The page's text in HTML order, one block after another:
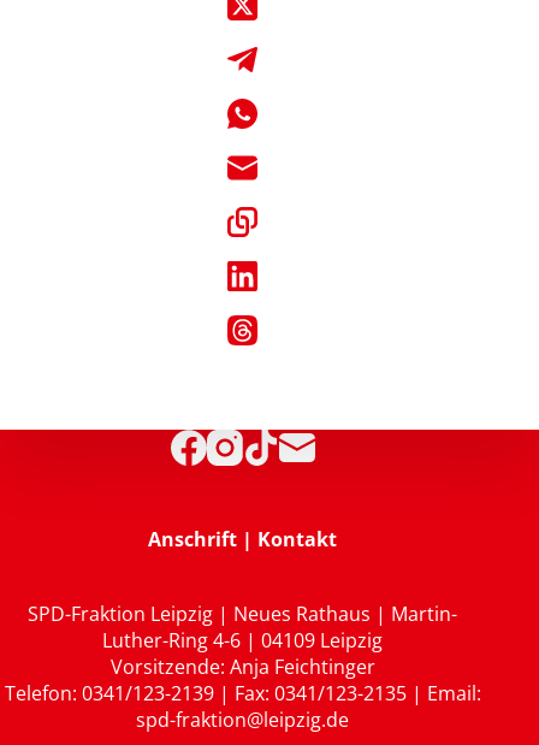
Anschrift | Kontakt
SPD-Fraktion Leipzig | Neues Rathaus | Martin-
Luther-Ring 4-6 | 04109 Leipzig
Vorsitzende: Anja Feichtinger
Telefon: 0341/123-2139 | Fax: 0341/123-2135 | Email:
spd-fraktion@leipzig.de